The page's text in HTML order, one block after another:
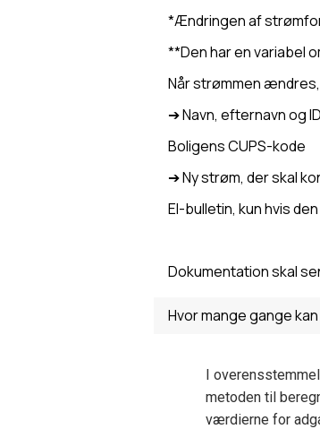
*Ændringen af
**Den har en variabel
Når strømmen
➔ Navn, efternavn og
Boligens CUPS-kode
➔ Ny strøm, der skal
El-bulletin, kun hvis
Dokumentation skal
Hvor mange gange
I
metoden til
værdierne for